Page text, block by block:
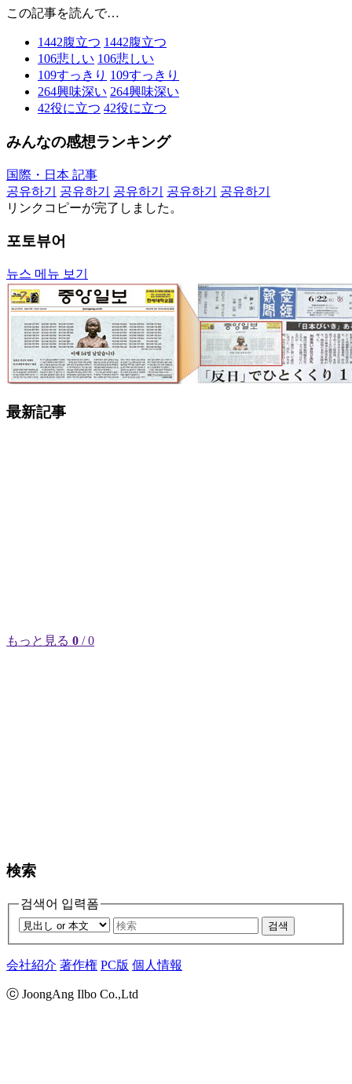
この記事を読んで…
1442腹立つ 1442腹立つ
106悲しい 106悲しい
109すっきり 109すっきり
264興味深い 264興味深い
42役に立つ 42役に立つ
みんなの感想ランキング
国際・日本 記事
공유하기
공유하기 공유하기 공유하기
공유하기
リンクコピーが完了しました。
포토뷰어
뉴스 메뉴 보기
最新記事
もっと見る 0 / 0
検索
검색어 입력폼
검색
会社紹介 著作権 PC版 個人情報
ⓒ JoongAng Ilbo Co.,Ltd